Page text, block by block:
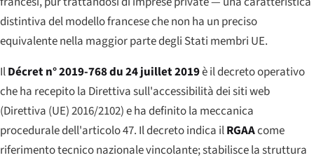
distintiva del modello francese che non ha un preciso
equivalente nella maggior parte degli Stati membri UE.
IlDécret n° 2019-768 du 24 juillet 2019è il decreto operativo
che ha recepito la Direttiva sull'accessibilità dei siti web
(Direttiva (UE) 2016/2102) e ha definito la meccanica
procedurale dell'articolo 47. Il decreto indica ilRGAAcome
riferimento tecnico nazionale vincolante; stabilisce la struttura